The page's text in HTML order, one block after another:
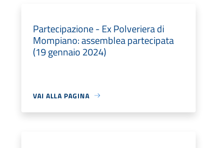
Partecipazione - Ex Polveriera di
Mompiano: assemblea partecipata
(19 gennaio 2024)
VAI ALLA PAGINA